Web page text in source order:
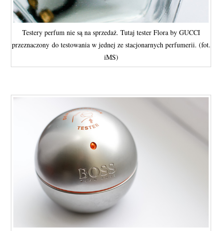
Testery perfum nie są na sprzedaż. Tutaj tester Flora by GUCCI
przeznaczony do testowania w jednej ze stacjonarnych perfumerii. (fot.
iMS)